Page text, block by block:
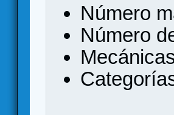
Número
Número